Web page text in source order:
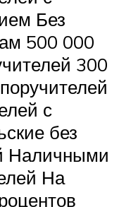
Без
500 000
300
с
без
Наличными
На